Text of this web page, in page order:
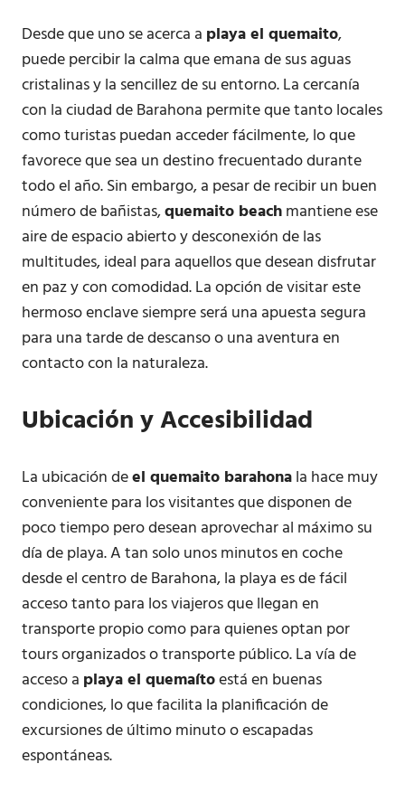
Desde que uno se acerca a playa el quemaito,
puede percibir la calma que emana de sus aguas
cristalinas y la sencillez de su entorno. La cercanía
con la ciudad de Barahona permite que tanto locales
como turistas puedan acceder fácilmente, lo que
favorece que sea un destino frecuentado durante
todo el año. Sin embargo, a pesar de recibir un buen
número de bañistas,quemaito beachmantiene ese
aire de espacio abierto y desconexión de las
multitudes, ideal para aquellos que desean disfrutar
en paz y con comodidad. La opción de visitar este
hermoso enclave siempre será una apuesta segura
para una tarde de descanso o una aventura en
contacto con la naturaleza.
Ubicación y Accesibilidad
La ubicación deel quemaito barahonala hace muy
conveniente para los visitantes que disponen de
poco tiempo pero desean aprovechar al máximo su
día de playa. A tan solo unos minutos en coche
desde el centro de Barahona, la playa es de fácil
acceso tanto para los viajeros que llegan en
transporte propio como para quienes optan por
tours organizados o transporte público. La vía de
acceso a playa el quemaítoestá en buenas
condiciones, lo que facilita la planificación de
excursiones de último minuto o escapadas
espontáneas.